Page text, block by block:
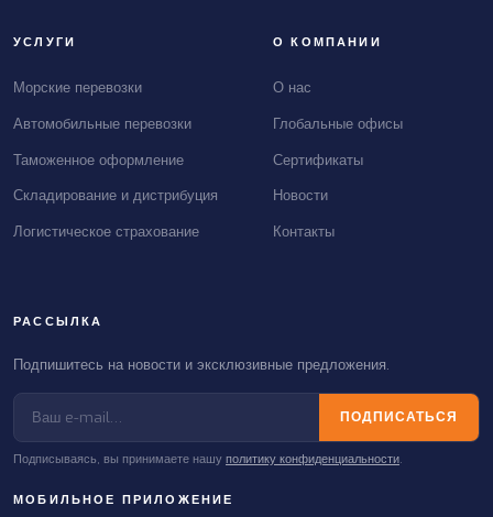
УСЛУГИ
Морские перевозки
Автомобильные перевозки
Таможенное оформление
Складирование и дистрибуция
Логистическое страхование
О КОМПАНИИ
О нас
Глобальные офисы
Сертификаты
Новости
Контакты
РАССЫЛКА
Подпишитесь на новости и эксклюзивные предложения.
ПОДПИСАТЬСЯ
Подписываясь, вы принимаете нашу политику конфиденциальности.
МОБИЛЬНОЕ ПРИЛОЖЕНИЕ